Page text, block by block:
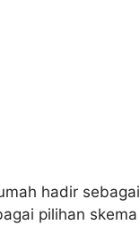
hadir
pilihan